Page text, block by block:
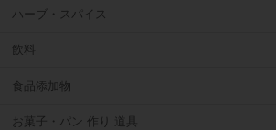
ハーブ・スパイス
飲料
食品添加物
お菓子・パン 作り 道具